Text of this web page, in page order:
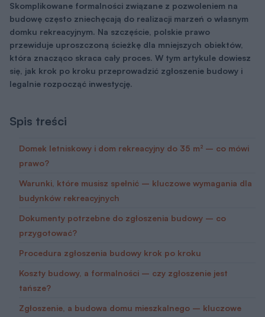
Skomplikowane formalności związane z pozwoleniem na
budowę często zniechęcają do realizacji marzeń o własnym
domku rekreacyjnym. Na szczęście, polskie prawo
przewiduje uproszczoną ścieżkę dla mniejszych obiektów,
która znacząco skraca cały proces. W tym artykule dowiesz
się, jak krok po kroku przeprowadzić zgłoszenie budowy i
legalnie rozpocząć inwestycję.
Spis treści
Domek letniskowy i dom rekreacyjny do 35 m² – co mówi
prawo?
Warunki, które musisz spełnić – kluczowe wymagania dla
budynków rekreacyjnych
Dokumenty potrzebne do zgłoszenia budowy – co
przygotować?
Procedura zgłoszenia budowy krok po kroku
Koszty budowy, a formalności – czy zgłoszenie jest
tańsze?
Zgłoszenie, a budowa domu mieszkalnego – kluczowe